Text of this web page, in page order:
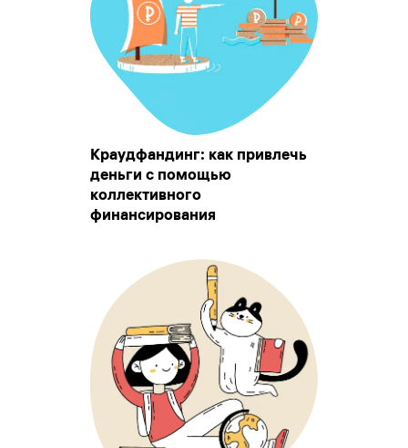
Краудфандинг: как привлечь
деньги с помощью
коллективного
финансирования